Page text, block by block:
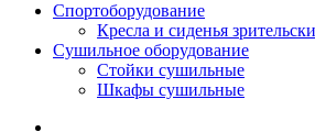
Спортоборудование
Кресла и сиденья
Сушильное оборудование
Стойки сушильные
Шкафы сушильные